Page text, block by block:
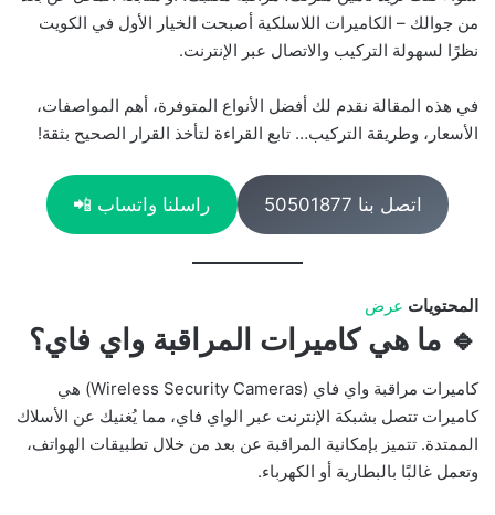
من جوالك – الكاميرات اللاسلكية أصبحت الخيار الأول في الكويت
نظرًا لسهولة التركيب والاتصال عبر الإنترنت.
في هذه المقالة نقدم لك أفضل الأنواع المتوفرة، أهم المواصفات،
الأسعار، وطريقة التركيب… تابع القراءة لتأخذ القرار الصحيح بثقة!
اتصل بنا 50501877 راسلنا واتساب 📲
المحتويات عرض
🔹 ما هي كاميرات المراقبة واي فاي؟
كاميرات مراقبة واي فاي (Wireless Security Cameras) هي
كاميرات تتصل بشبكة الإنترنت عبر الواي فاي، مما يُغنيك عن الأسلاك
الممتدة. تتميز بإمكانية المراقبة عن بعد من خلال تطبيقات الهواتف،
وتعمل غالبًا بالبطارية أو الكهرباء.